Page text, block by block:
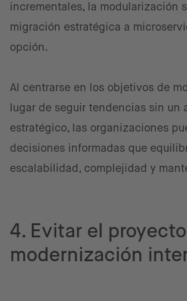
incrementales, la modularización
migración estratégica a
opción.
Al centrarse en los objetivos de
lugar de seguir tendencias sin un
estratégico, las organizaciones
decisiones informadas que
escalabilidad, complejidad y
4. Evitar el
modernización